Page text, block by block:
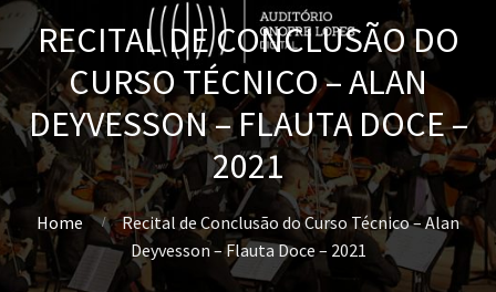
RECITAL DE CONCLUSÃO DO
CURSO TÉCNICO – ALAN
DEYVESSON – FLAUTA DOCE –
2021
Home
Recital de Conclusão do Curso Técnico – Alan
Deyvesson – Flauta Doce – 2021